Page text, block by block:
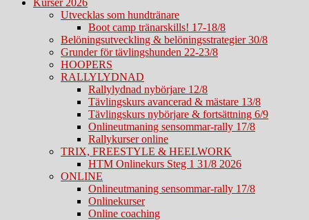
Kurser 2026
Utvecklas som hundtränare
Boot camp tränarskills! 17-18/8
Belöningsutveckling & belöningsstrategier 30/8
Grunder för tävlingshunden 22-23/8
HOOPERS
RALLYLYDNAD
Rallylydnad nybörjare 12/8
Tävlingskurs avancerad & mästare 13/8
Tävlingskurs nybörjare & fortsättning 6/9
Onlineutmaning sensommar-rally 17/8
Rallykurser online
TRIX, FREESTYLE & HEELWORK
HTM Onlinekurs Steg 1 31/8 2026
ONLINE
Onlineutmaning sensommar-rally 17/8
Onlinekurser
Online coaching